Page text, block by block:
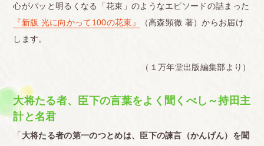
心がパッと明るくなる「花束」のようなエピソードの詰まった
『新版 光に向かって100の花束』
（高森顕徹 著）からお届け
します。
（１万年堂出版編集部より）
大将たる者、臣下の言葉をよく聞くべし～持田主
計と名君
「 大将たる者の第一のつとめは、臣下の諫言（かんげん）を聞